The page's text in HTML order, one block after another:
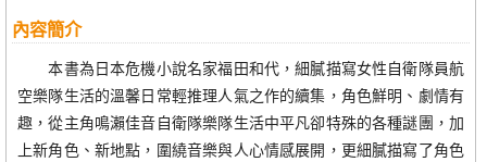
內容簡介
本書為日本危機小說名家福田和代，細膩描寫女性自衛隊員航
空樂隊生活的溫馨日常輕推理人氣之作的續集，角色鮮明、劇情有
趣，從主角鳴瀨佳音自衛隊樂隊生活中平凡卻特殊的各種謎團，加
上新角色、新地點，圍繞音樂與人心情感展開，更細膩描寫了角色